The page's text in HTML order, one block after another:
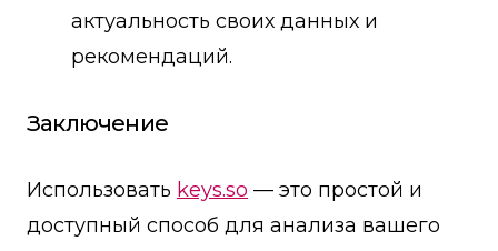
актуальность своих данных и
рекомендаций.
Заключение
Использовать keys.so — это простой и
доступный способ для анализа вашего